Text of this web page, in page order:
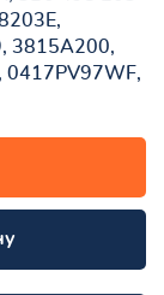
3815A200,